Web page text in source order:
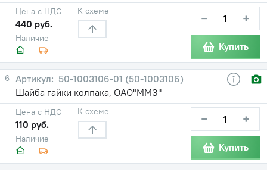
Наличие
Цена с НДС
440 руб.
К схеме − +
Купить
6
50-1003106-01 (50-1003106)
Шайба гайки колпака, ОАО"ММЗ"
Наличие
Цена с НДС
110 руб.
К схеме − +
Купить